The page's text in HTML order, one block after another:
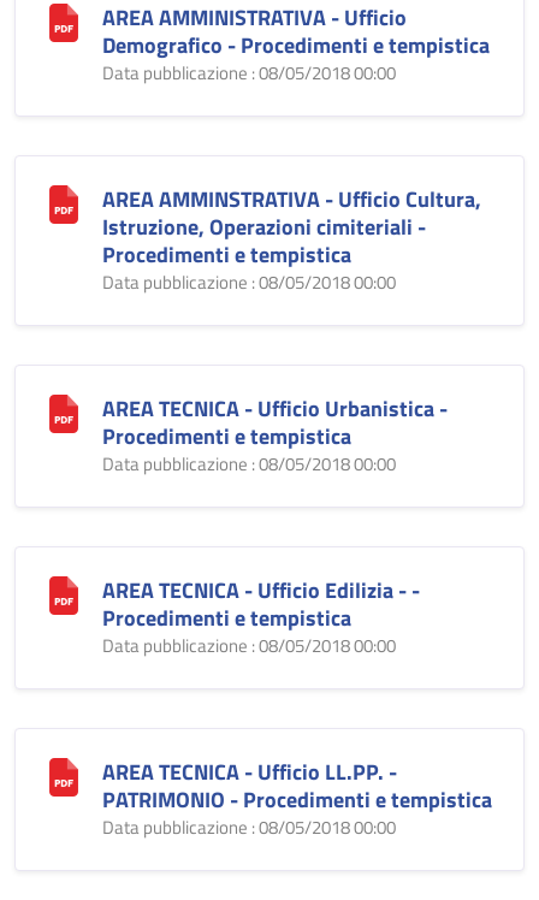
AREA AMMINISTRATIVA - Ufficio
Demografico - Procedimenti e tempistica
Data pubblicazione : 08/05/2018 00:00
AREA AMMINSTRATIVA - Ufficio Cultura,
Istruzione, Operazioni cimiteriali -
Procedimenti e tempistica
Data pubblicazione : 08/05/2018 00:00
AREA TECNICA - Ufficio Urbanistica -
Procedimenti e tempistica
Data pubblicazione : 08/05/2018 00:00
AREA TECNICA - Ufficio Edilizia - -
Procedimenti e tempistica
Data pubblicazione : 08/05/2018 00:00
AREA TECNICA - Ufficio LL.PP. -
PATRIMONIO - Procedimenti e tempistica
Data pubblicazione : 08/05/2018 00:00